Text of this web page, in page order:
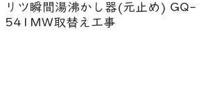
リツ瞬間湯沸かし器(元止め) GQ-
541MW取替え工事